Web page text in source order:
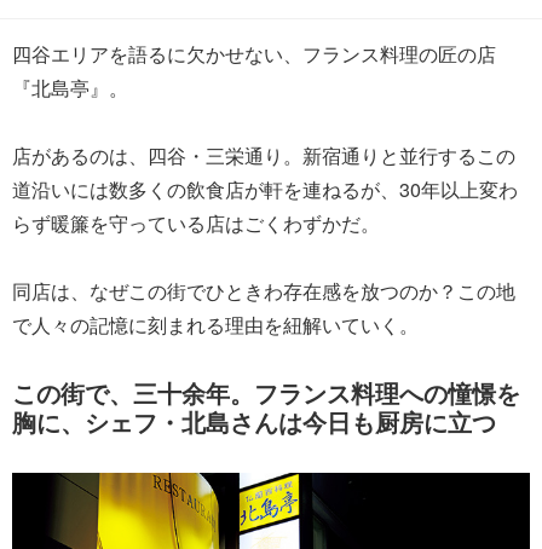
四谷エリアを語るに欠かせない、フランス料理の匠の店
『北島亭』。
店があるのは、四谷・三栄通り。新宿通りと並行するこの
道沿いには数多くの飲食店が軒を連ねるが、30年以上変わ
らず暖簾を守っている店はごくわずかだ。
同店は、なぜこの街でひときわ存在感を放つのか？この地
で人々の記憶に刻まれる理由を紐解いていく。
この街で、三十余年。フランス料理への憧憬を
胸に、シェフ・北島さんは今日も厨房に立つ